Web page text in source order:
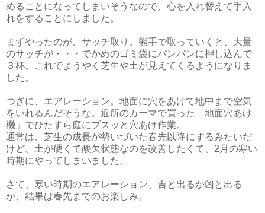
めることになってしまいそうなので、心を入れ替えて手入
れをすることにしました。
まずやったのが、サッチ取り。熊手で取っていくと、大量
のサッチが・・・でかめのゴミ袋にパンパンに押し込んで
３杯。これでようやく芝生や土が見えてくるようになりま
した。
つぎに、エアレーション。地面に穴をあけて地中まで空気
をいれるんだそうな。近所のカーマで買った「地面穴あけ
機」でひたすら庭にブスッと穴あけ作業。
通常は、芝生の成長が勢いづいた春先以降にするみたいだ
けど、土が硬くて酸欠状態なのを改善したくて、2月の寒い
時期にやってしまいました。
さて、寒い時期のエアレーション、吉と出るか凶と出る
か、結果は春先までのお楽しみ。